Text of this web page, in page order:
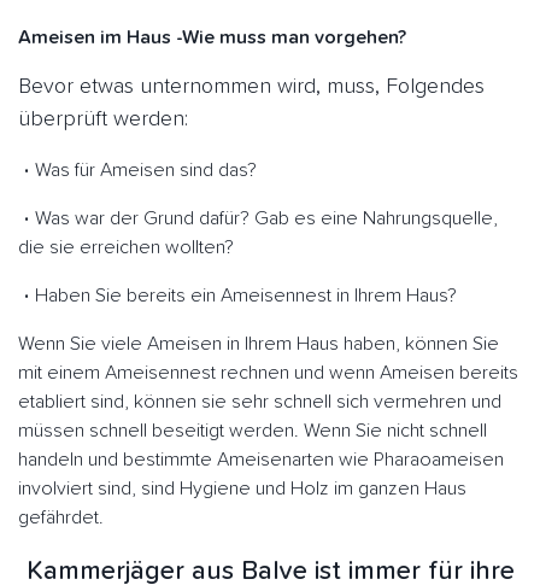
Ameisen im Haus -Wie muss man vorgehen?
Bevor etwas unternommen wird, muss, Folgendes
überprüft werden:
Was für Ameisen sind das?
Was war der Grund dafür? Gab es eine Nahrungsquelle,
die sie erreichen wollten?
Haben Sie bereits ein Ameisennest in Ihrem Haus?
Wenn Sie viele Ameisen in Ihrem Haus haben, können Sie
mit einem Ameisennest rechnen und wenn Ameisen bereits
etabliert sind, können sie sehr schnell sich vermehren und
müssen schnell beseitigt werden. Wenn Sie nicht schnell
handeln und bestimmte Ameisenarten wie Pharaoameisen
involviert sind, sind Hygiene und Holz im ganzen Haus
gefährdet.
Kammerjäger aus Balve ist immer für ihre